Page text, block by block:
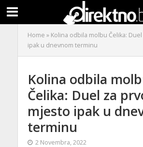
Home » Kolina odbila molbu Čelika:
ipak u dnevnom terminu
Kolina odbila
Čelika: Duel za
mjesto ipak u
terminu
2 Novembra, 2022